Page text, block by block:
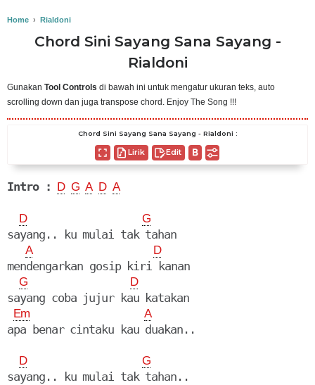
Home › Rialdoni
Chord Sini Sayang Sana Sayang -
Rialdoni
Gunakan Tool Controls di bawah ini untuk mengatur ukuran teks, auto
scrolling down dan juga transpose chord. Enjoy The Song !!!
Chord Sini Sayang Sana Sayang - Rialdoni :
Lirik Edit
Intro : D G A D A
D G
sayang.. ku mulai tak tahan
A D
mendengarkan gosip kiri kanan
G D
sayang coba jujur kau katakan
Em A
D G
sayang.. ku mulai tak tahan..